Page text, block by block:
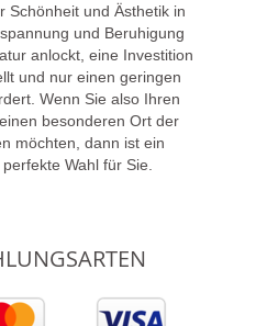
Schönheit und Ästhetik in
und Beruhigung
anlockt, eine Investition
und nur einen geringen
Wenn Sie also Ihren
besonderen Ort der
möchten, dann ist ein
Wahl für Sie.